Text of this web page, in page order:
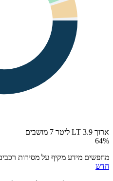
ארוך LT 3.9 ליטר 7 מושבים
64%
מחפשים מידע מקיף על מסירות
חדש